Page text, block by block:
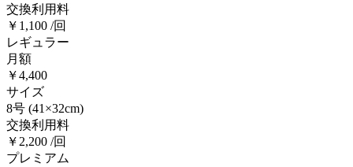
交換利用料
￥1,100 /回
レギュラー
月額
￥4,400
サイズ
8号 (41×32cm)
交換利用料
￥2,200 /回
プレミアム